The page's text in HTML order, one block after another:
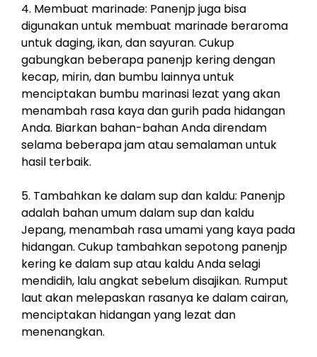
4. Membuat marinade: Panenjp juga bisa
digunakan untuk membuat marinade beraroma
untuk daging, ikan, dan sayuran. Cukup
gabungkan beberapa panenjp kering dengan
kecap, mirin, dan bumbu lainnya untuk
menciptakan bumbu marinasi lezat yang akan
menambah rasa kaya dan gurih pada hidangan
Anda. Biarkan bahan-bahan Anda direndam
selama beberapa jam atau semalaman untuk
hasil terbaik.
5. Tambahkan ke dalam sup dan kaldu: Panenjp
adalah bahan umum dalam sup dan kaldu
Jepang, menambah rasa umami yang kaya pada
hidangan. Cukup tambahkan sepotong panenjp
kering ke dalam sup atau kaldu Anda selagi
mendidih, lalu angkat sebelum disajikan. Rumput
laut akan melepaskan rasanya ke dalam cairan,
menciptakan hidangan yang lezat dan
menenangkan.